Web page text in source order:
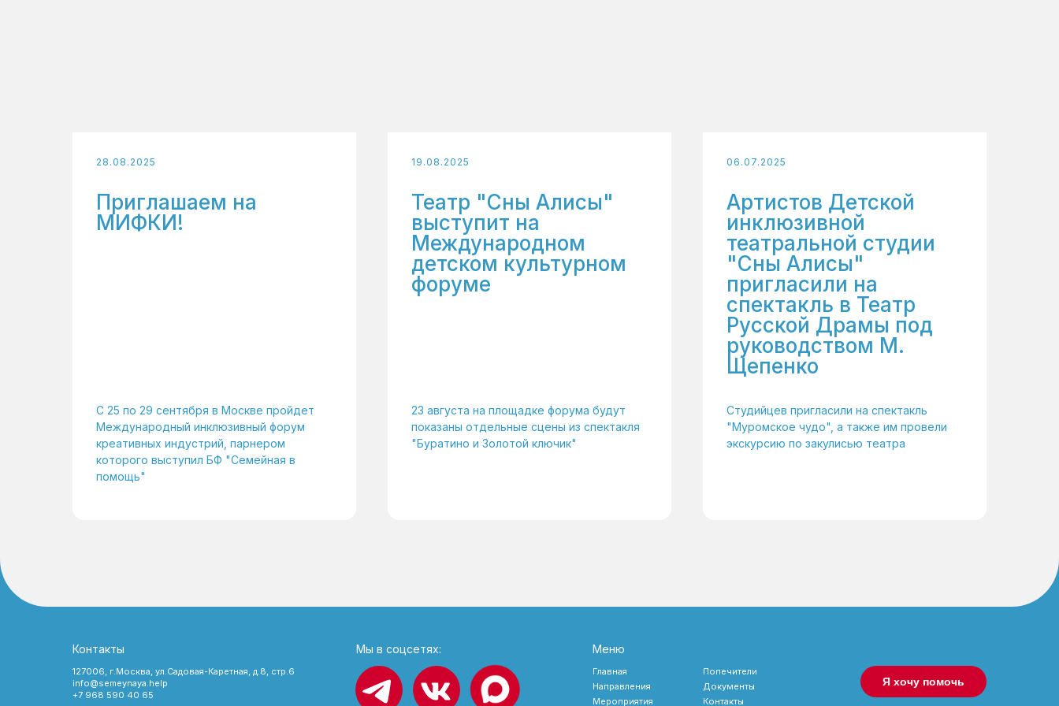
28.08.2025
Приглашаем на
МИФКИ!
С 25 по 29 сентября в Москве пройдет
Международный инклюзивный форум
креативных индустрий, парнером
которого выступил БФ "Семейная в
помощь"
19.08.2025
Театр "Сны Алисы"
выступит на
Международном
детском культурном
форуме
23 августа на площадке форума будут
показаны отдельные сцены из спектакля
"Буратино и Золотой ключик"
06.07.2025
Артистов Детской
инклюзивной
театральной студии
"Сны Алисы"
пригласили на
спектакль в Театр
Русской Драмы под
руководством М.
Щепенко
Студийцев пригласили на спектакль
"Муромское чудо", а также им провели
экскурсию по закулисью театра
Я хочу помочь
127006, г.Москва, ул.Садовая-Каретная, д.8, стр.6
info@semeynaya.help
+7 968 590 40 65
Контакты Мы в соцсетях: Меню
Главная
Направления
Мероприятия
Документы
Попечители
Контакты